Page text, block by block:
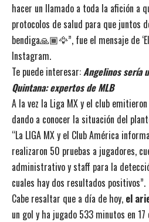
hacer un llamado a toda la afición a
protocolos de salud para que juntos
bendiga🙏🏾🦅”, fue el mensaje de
Instagram.
Te puede interesar:Angelinos sería
Quintana: expertos de MLB
A la vez la Liga MX y el club
dando a conocer la situación del
“La LIGA MX y el Club América
realizaron 50 pruebas a jugadores,
administrativo y staff para la
cuales hay dos resultados positivos”.
Cabe resaltar que a día de hoy, el
un gol y ha jugado 533 minutos en